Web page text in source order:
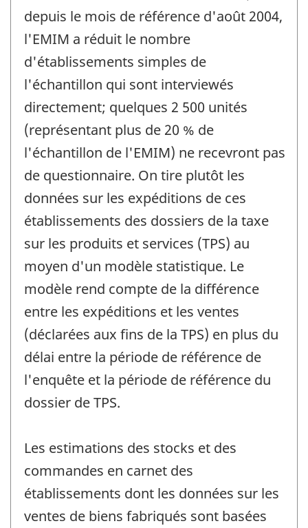
depuis le mois de référence d'août 2004,
l'EMIM a réduit le nombre
d'établissements simples de
l'échantillon qui sont interviewés
directement; quelques 2 500 unités
(représentant plus de 20 % de
l'échantillon de l'EMIM) ne recevront pas
de questionnaire. On tire plutôt les
données sur les expéditions de ces
établissements des dossiers de la taxe
sur les produits et services (TPS) au
moyen d'un modèle statistique. Le
modèle rend compte de la différence
entre les expéditions et les ventes
(déclarées aux fins de la TPS) en plus du
délai entre la période de référence de
l'enquête et la période de référence du
dossier de TPS.
Les estimations des stocks et des
commandes en carnet des
établissements dont les données sur les
ventes de biens fabriqués sont basées